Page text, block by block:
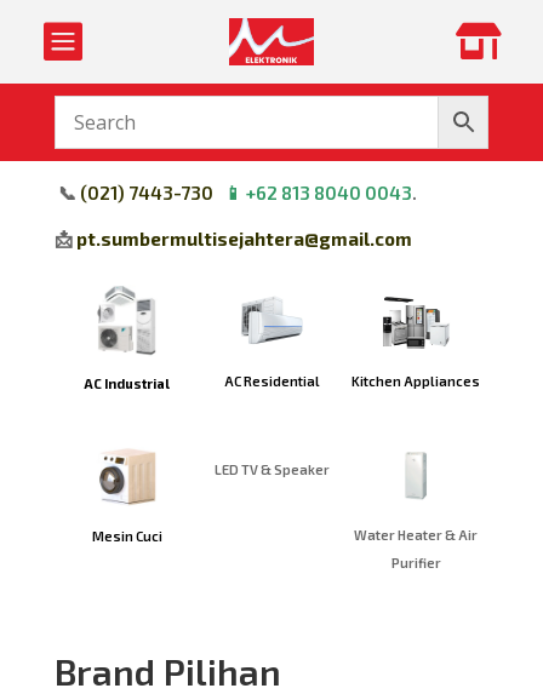
 
📞 (021) 7443-730 📱 +62 813 8040 0043.
📩 pt.sumbermultisejahtera@gmail.com
AC Industrial AC Residential Kitchen Appliances
Mesin Cuci
LED TV & Speaker
Water Heater & Air
Purifier
Brand Pilihan